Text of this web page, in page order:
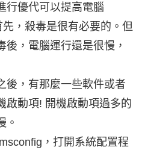
行優代可以提高電腦
，殺毒是很有必要的。但
，電腦運行還是很慢，
後，有那麼一些軟件或者
啟動項! 開機啟動項過多的
。
，打開系統配置程